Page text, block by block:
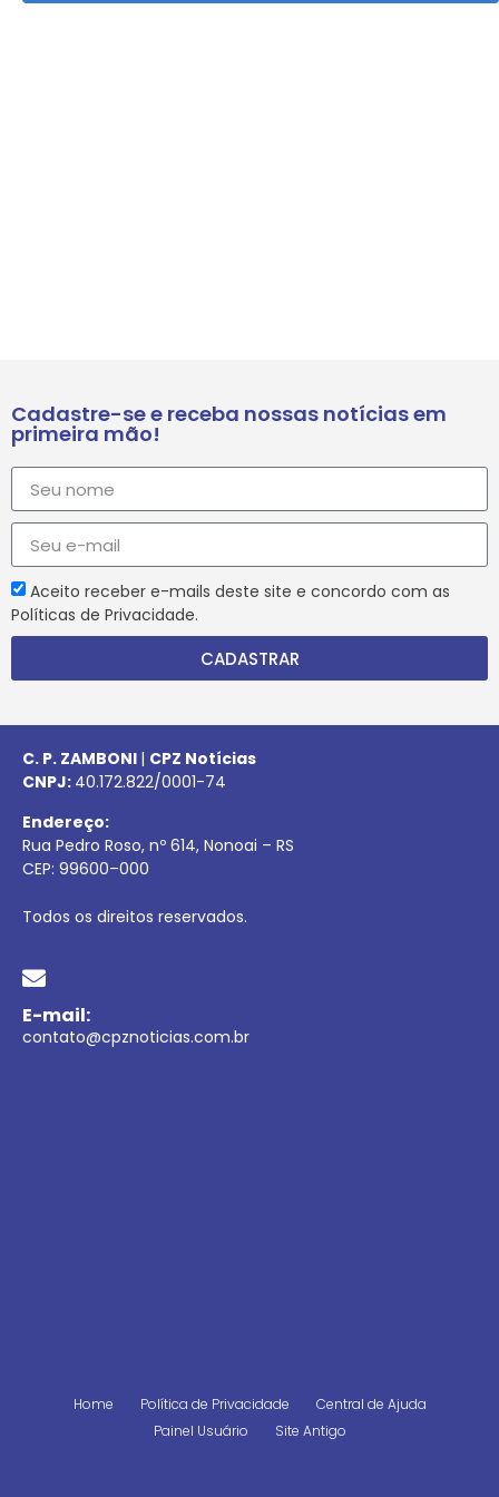
Cadastre-se e receba nossas notícias em
primeira mão!
Aceito receber e-mails deste site e concordo com as
Políticas de Privacidade.
CADASTRAR
C. P. ZAMBONI | CPZ Notícias
CNPJ: 40.172.822/0001-74
Endereço:
Rua Pedro Roso, nº 614, Nonoai – RS
CEP: 99600–000
Todos os direitos reservados.
E-mail:
contato@cpznoticias.com.br
Home Política de Privacidade
Central de Ajuda
Painel Usuário
Site Antigo